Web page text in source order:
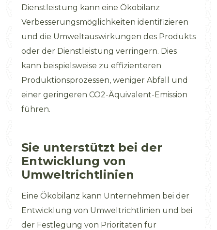
Dienstleistung kann eine Ökobilanz
Verbesserungsmöglichkeiten identifizieren
und die Umweltauswirkungen des Produkts
oder der Dienstleistung verringern. Dies
kann beispielsweise zu effizienteren
Produktionsprozessen, weniger Abfall und
einer geringeren CO2-Äquivalent-Emission
führen.
Sie unterstützt bei der
Entwicklung von
Umweltrichtlinien
Eine Ökobilanz kann Unternehmen bei der
Entwicklung von Umweltrichtlinien und bei
der Festlegung von Prioritäten für